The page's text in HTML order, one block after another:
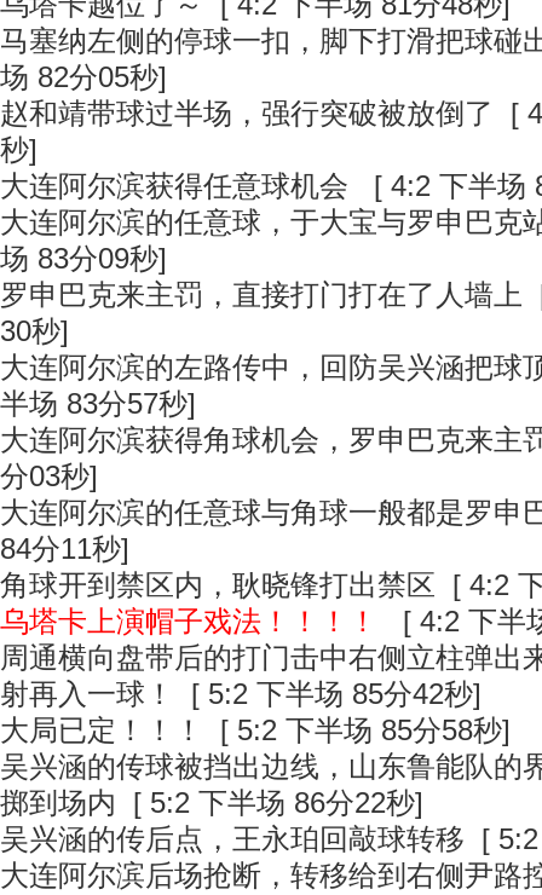
马塞纳左侧的停球一扣，脚下打滑把球碰
场 82分05秒]
赵和靖带球过半场，强行突破被放倒了
[
秒]
大连阿尔滨获得任意球机会
[ 4:2 下半场
大连阿尔滨的任意球，于大宝与罗申巴克
场 83分09秒]
罗申巴克来主罚，直接打门打在了人墙上
30秒]
大连阿尔滨的左路传中，回防吴兴涵把球
半场 83分57秒]
大连阿尔滨获得角球机会，罗申巴克来主
分03秒]
大连阿尔滨的任意球与角球一般都是罗申
84分11秒]
角球开到禁区内，耿晓锋打出禁区 [ 4:2
乌塔卡上演帽子戏法！！！！
[ 4:2 下半
周通横向盘带后的打门击中右侧立柱弹出
射再入一球！
[ 5:2 下半场 85分42秒]
大局已定！！！
[ 5:2 下半场 85分58秒]
吴兴涵的传球被挡出边线，山东鲁能队的
掷到场内 [ 5:2 下半场 86分22秒]
吴兴涵的传后点，王永珀回敲球转移 [
大连阿尔滨后场抢断，转移给到右侧尹路